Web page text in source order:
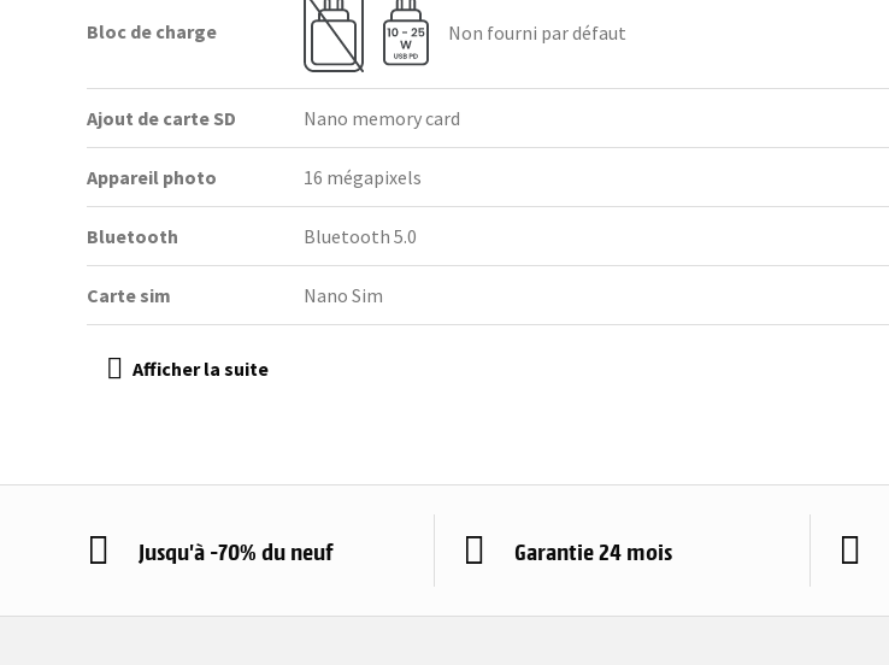
Bloc de charge Non fourni par défaut
Ajout de carte SD Nano memory card
Appareil photo 16 mégapixels
Bluetooth Bluetooth 5.0
Carte sim Nano Sim
Jusqu'à -70% du neuf Garantie 24 mois